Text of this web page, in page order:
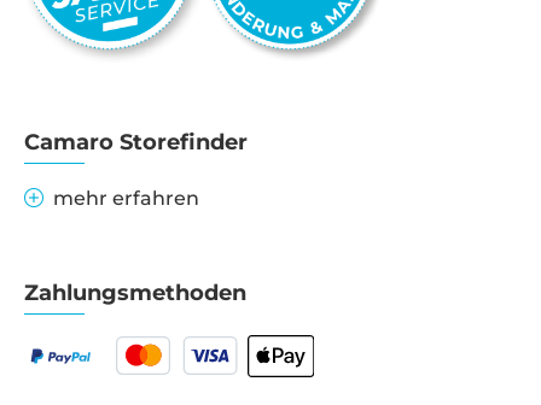
Camaro Storefinder
mehr erfahren
Zahlungsmethoden